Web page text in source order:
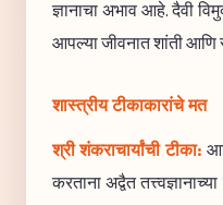
ज्ञानाचा अभाव आहे. दैवी
आपल्या जीवनात शांती आणि
शास्त्रीय टीकाकारांचे मत
श्री शंकराचार्यांची टीका:
करताना अद्वैत